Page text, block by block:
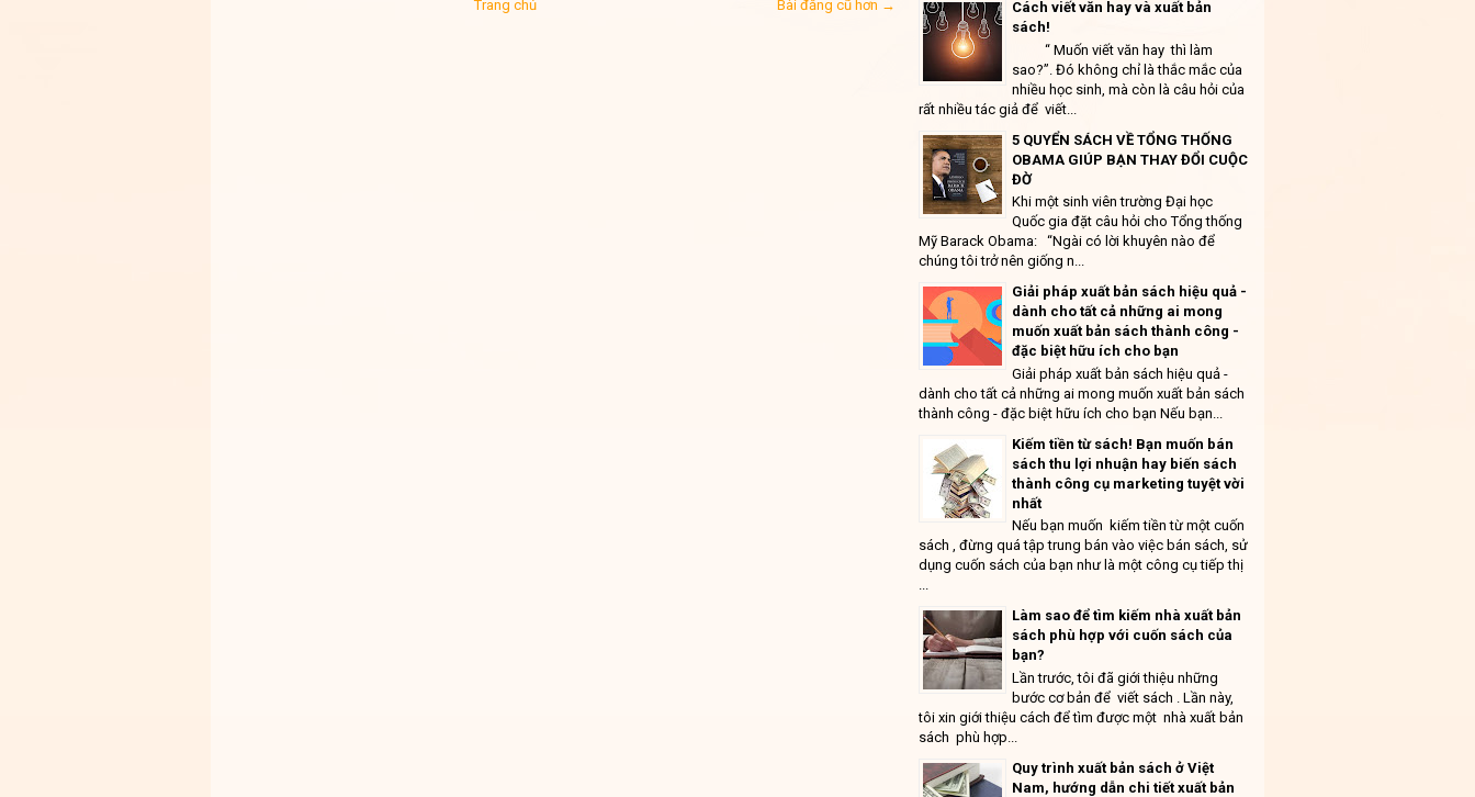
Bài đăng cũ hơn →
Trang chủ
Cách viết văn hay và xuất bản
sách!
“ Muốn viết văn hay thì làm
sao?”. Đó không chỉ là thắc mắc của
nhiều học sinh, mà còn là câu hỏi của
rất nhiều tác giả để viết...
5 QUYỂN SÁCH VỀ TỔNG THỐNG
OBAMA GIÚP BẠN THAY ĐỔI CUỘC
ĐỜ
Khi một sinh viên trường Đại học
Quốc gia đặt câu hỏi cho Tổng thống
Mỹ Barack Obama: “Ngài có lời khuyên nào để
chúng tôi trở nên giống n...
Giải pháp xuất bản sách hiệu quả -
dành cho tất cả những ai mong
muốn xuất bản sách thành công -
đặc biệt hữu ích cho bạn
Giải pháp xuất bản sách hiệu quả -
dành cho tất cả những ai mong muốn xuất bản sách
thành công - đặc biệt hữu ích cho bạn Nếu bạn...
Kiếm tiền từ sách! Bạn muốn bán
sách thu lợi nhuận hay biến sách
thành công cụ marketing tuyệt vời
nhất
Nếu bạn muốn kiếm tiền từ một cuốn
sách , đừng quá tập trung bán vào việc bán sách, sử
dụng cuốn sách của bạn như là một công cụ tiếp thị
...
Làm sao để tìm kiếm nhà xuất bản
sách phù hợp với cuốn sách của
bạn?
Lần trước, tôi đã giới thiệu những
bước cơ bản để viết sách . Lần này,
tôi xin giới thiệu cách để tìm được một nhà xuất bản
sách phù hợp...
Quy trình xuất bản sách ở Việt
Nam, hướng dẫn chi tiết xuất bản